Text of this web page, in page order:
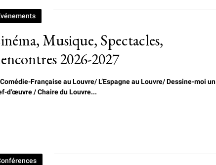
Musique, Spectacles,
2026-2027
Française au Louvre/L’Espagne au Louvre/ Dessine-moi un
d’œuvre / Chaire du Louvre...